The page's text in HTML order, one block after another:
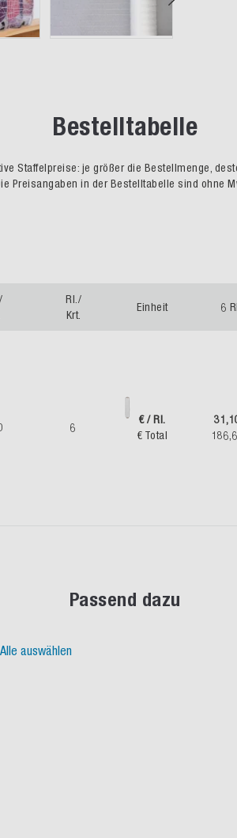
Bestelltabelle
Staffelpreise: je größer die Bestellmenge,
Preisangaben in der Bestelltabelle sind ohne
Rl./
Krt.
Einheit 6 Rl.
6
€ / Rl.
€ Total
Passend dazu
Alle auswählen